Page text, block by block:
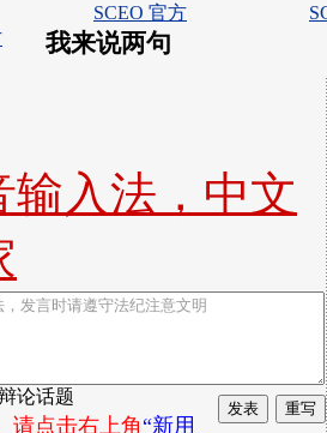
SCEO 官方
我来说两句
输入法，中文
论话题
请点击右上角“新用